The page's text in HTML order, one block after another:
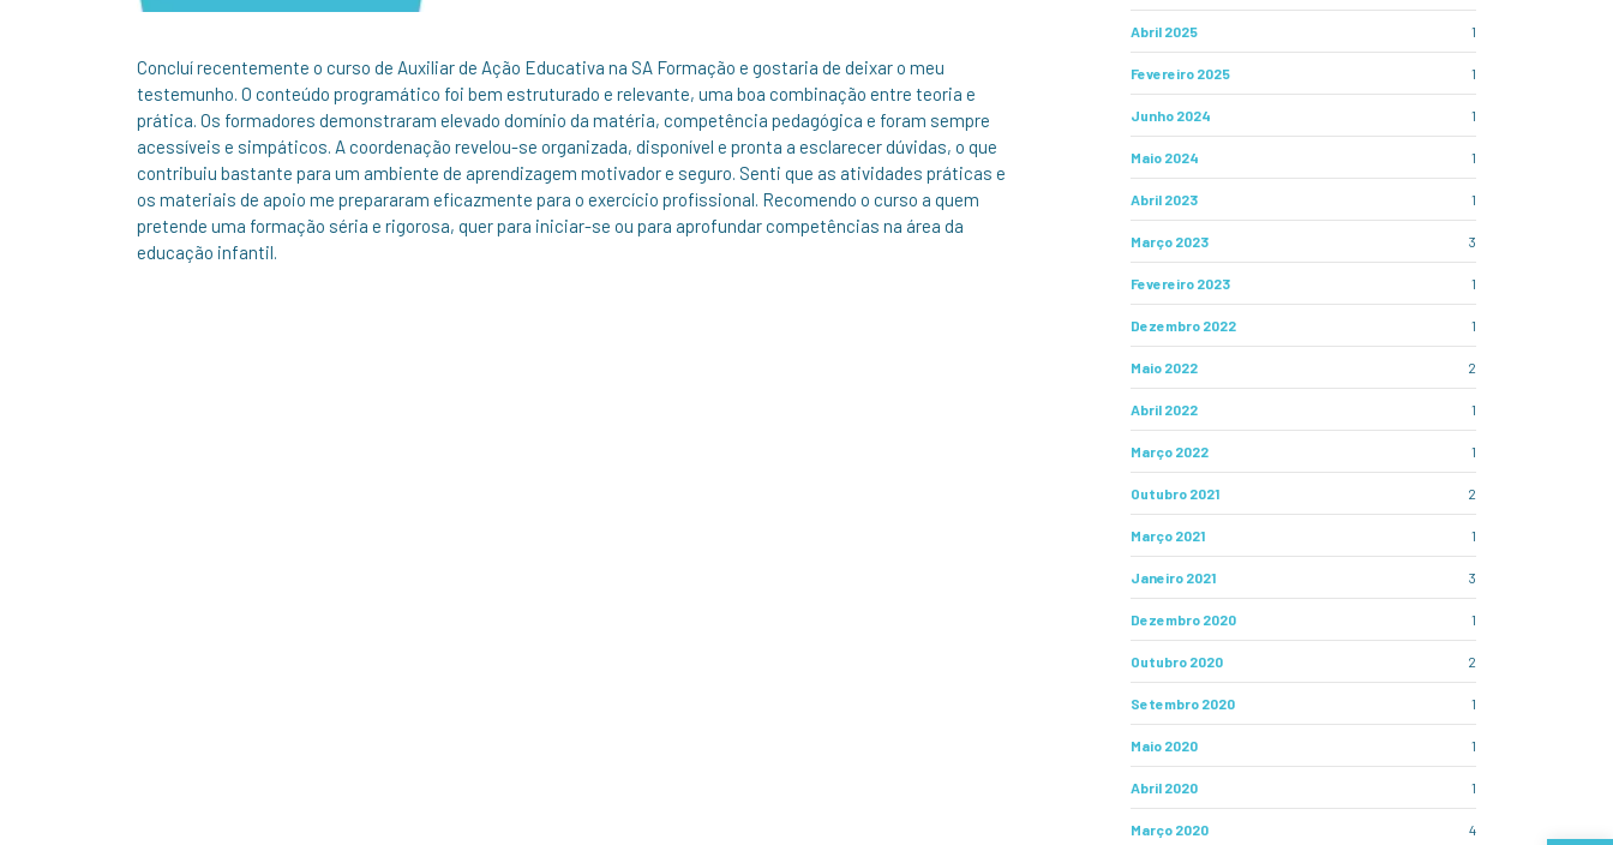
Concluí recentemente o curso de Auxiliar de Ação Educativa na SA Formação e gostaria de deixar o meu
testemunho. O conteúdo programático foi bem estruturado e relevante, uma boa combinação entre teoria e
prática. Os formadores demonstraram elevado domínio da matéria, competência pedagógica e foram sempre
acessíveis e simpáticos. A coordenação revelou-se organizada, disponível e pronta a esclarecer dúvidas, o que
contribuiu bastante para um ambiente de aprendizagem motivador e seguro. Senti que as atividades práticas e
os materiais de apoio me prepararam eficazmente para o exercício profissional. Recomendo o curso a quem
pretende uma formação séria e rigorosa, quer para iniciar-se ou para aprofundar competências na área da
educação infantil.
Abril 2025 1
Fevereiro 2025 1
Junho 2024 1
Maio 2024 1
Abril 2023 1
Março 2023 3
Fevereiro 2023 1
Dezembro 2022 1
Maio 2022 2
Abril 2022 1
Março 2022 1
Outubro 2021 2
Março 2021 1
Janeiro 2021 3
Dezembro 2020 1
Outubro 2020 2
Setembro 2020 1
Maio 2020 1
Abril 2020 1
Março 2020 4